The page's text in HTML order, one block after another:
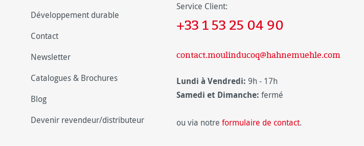
Développement durable
Contact
Newsletter
Catalogues & Brochures
Blog
Devenir revendeur/distributeur
Service Client:
+33 1 53 25 04 90
contact.moulinducoq@hahnemuehle.com
Lundi à Vendredi: 9h - 17h
Samedi et Dimanche: fermé
ou via notre formulaire de contact.